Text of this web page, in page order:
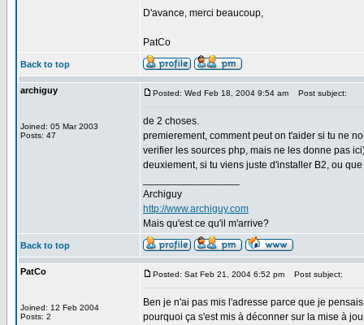
D'avance, merci beaucoup,
PatCo
Back to top
archiguy
Joined: 05 Mar 2003
Posts: 47
Posted: Wed Feb 18, 2004 9:54 am Post subject:
de 2 choses.
premierement, comment peut on t'aider si tu ne
verifier les sources php, mais ne les donne pas
deuxiement, si tu viens juste d'installer B2, ou
Archiguy
http://www.archiguy.com
Mais qu'est ce qu'il m'arrive?
Back to top
PatCo
Joined: 12 Feb 2004
Posts: 2
Posted: Sat Feb 21, 2004 6:52 pm Post subject:
Ben je n'ai pas mis l'adresse parce que je
pourquoi ça s'est mis à déconner sur la mise à